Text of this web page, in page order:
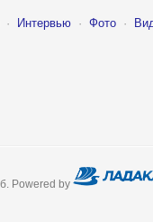
· Интервью · Фото ·
Powered by